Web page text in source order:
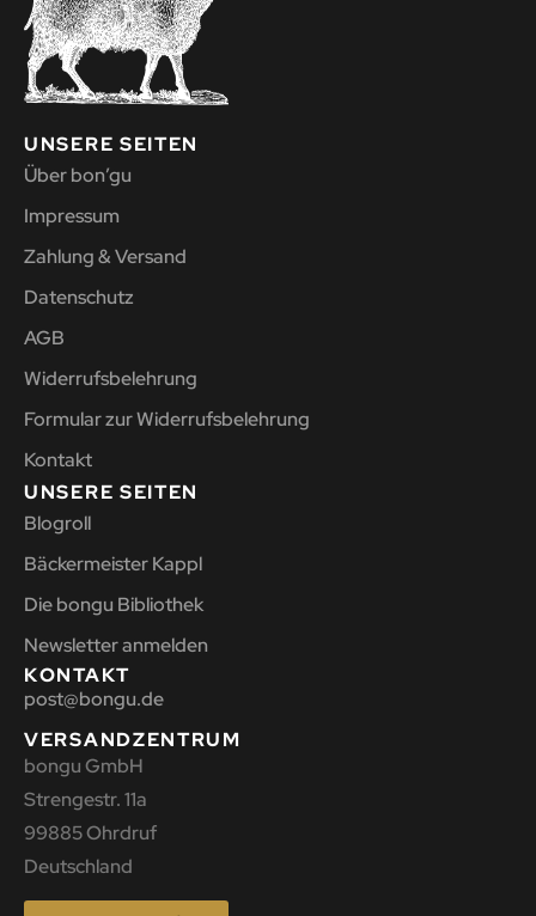
UNSERE SEITEN
Über bon’gu
Impressum
Zahlung & Versand
Datenschutz
AGB
Widerrufsbelehrung
Formular zur Widerrufsbelehrung
Kontakt
UNSERE SEITEN
Blogroll
Bäckermeister Kappl
Die bongu Bibliothek
Newsletter anmelden
KONTAKT
post@bongu.de
VERSANDZENTRUM
bongu GmbH
Strengestr. 11a
99885 Ohrdruf
Deutschland